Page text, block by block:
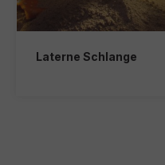
Laterne Schlange